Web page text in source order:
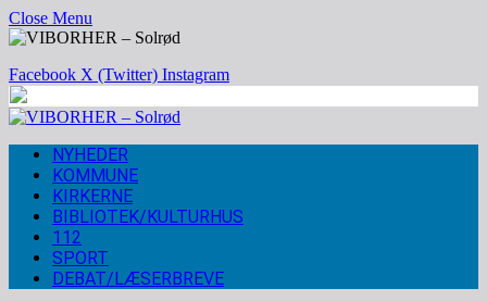
Close Menu
Facebook X (Twitter) Instagram
NYHEDER
KOMMUNE
KIRKERNE
BIBLIOTEK/KULTURHUS
112
SPORT
DEBAT/LÆSERBREVE